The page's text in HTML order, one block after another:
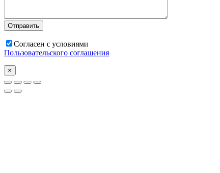
Согласен с условиями
Пользовательского соглашения
×